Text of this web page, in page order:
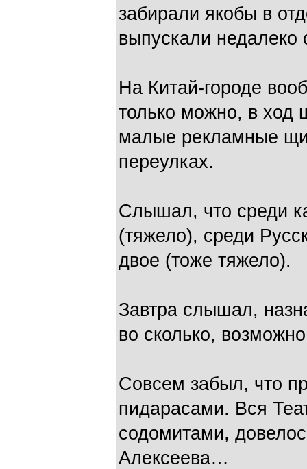
забирали якобы в
выпускали недалеко
На Китай-городе
только можно, в ход
малые рекламные
переулках.
Слышал, что среди
(тяжело), среди
двое (тоже тяжело).
Завтра слышал,
во сколько,
Совсем забыл, что
пидарасами. Вся
содомитами,
Алексеева…